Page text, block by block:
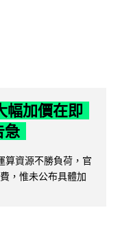
幅加價在即
急
算資源不勝負荷，官
，惟未公布具體加